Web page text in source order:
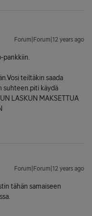
Forum|Forum|12 years ago
pankkiin.
teiltäkin saada
suhteen.piti käydä
LASKUN MAKSETTUA
Forum|Forum|12 years ago
tähän samaiseen